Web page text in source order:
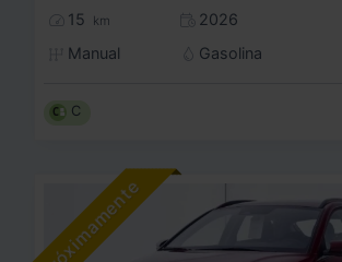
15 km
2026
Manual
Gasolina
C